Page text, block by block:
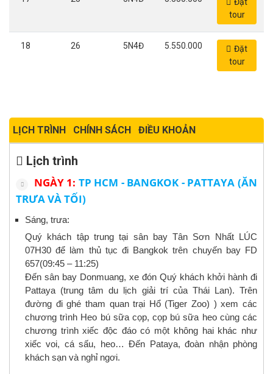
tour
18 26 5N4Đ 5.550.000
Đặt
tour
LỊCH TRÌNH CHÍNH SÁCH ĐIỀU KHOẢN
Lịch trình
NGÀY 1: TP HCM - BANGKOK - PATTAYA (ĂN
TRƯA VÀ TỐI)
Sáng, trưa:
Quý khách tập trung tại sân bay Tân Sơn Nhất LÚC
07H30 để làm thủ tục đi Bangkok trên chuyến bay FD
657(09:45 – 11:25)
Đến sân bay Donmuang, xe đón Quý khách khởi hành đi
Pattaya (trung tâm du lịch giải trí của Thái Lan). Trên
đường đi ghé tham quan trại Hổ (Tiger Zoo) ) xem các
chương trình Heo bú sữa cọp, cọp bú sữa heo cùng các
chương trình xiếc độc đáo có một không hai khác như
xiếc voi, cá sấu, heo… Đến Pataya, đoàn nhận phòng
khách sạn và nghỉ ngơi.